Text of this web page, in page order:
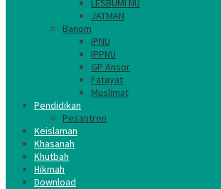
LESBUMI NU
JATMAN
Banom
IPNU
IPPNU
GP Ansor
Fatayat
Muslimat
Pendidikan
Pesantren
Keislaman
Khasanah
Khutbah
Hikmah
Download